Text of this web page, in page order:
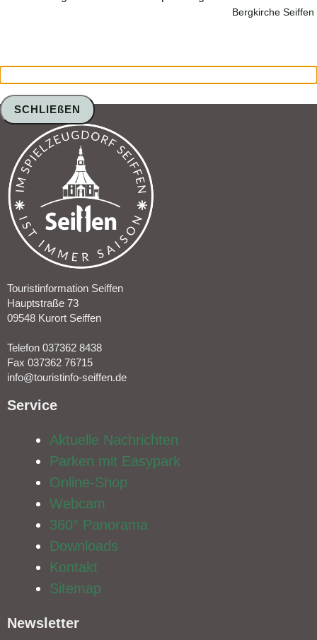
Bergkirche
Touristinformation Seiffen
Hauptstraße 73
09548 Kurort Seiffen
Telefon 037362 8438
Fax 037362 76715
info@touristinfo-seiffen.de
Service​
Aktuelle Nachrichten
Parken mit Easypark
Online-Shop
Webcam
360° Panorama
Downloads
Kontakt
Sitemap
Newsletter​
SCHLIEßEN